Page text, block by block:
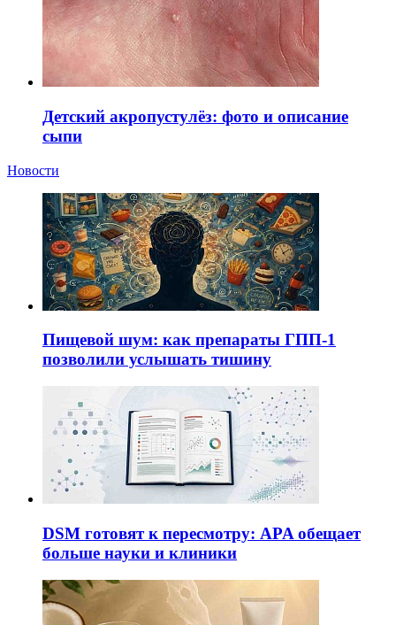
Детский акропустулёз: фото и описание
сыпи
Новости
Пищевой шум: как препараты ГПП-1
позволили услышать тишину
DSM готовят к пересмотру: APA обещает
больше науки и клиники